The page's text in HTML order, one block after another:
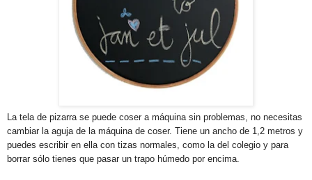
La tela de pizarra se puede coser a máquina sin problemas, no necesitas
cambiar la aguja de la máquina de coser. Tiene un ancho de 1,2 metros y
puedes escribir en ella con tizas normales, como la del colegio y para
borrar sólo tienes que pasar un trapo húmedo por encima.